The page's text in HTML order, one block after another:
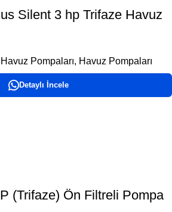
Silent 3 hp Trifaze Havuz
Pompaları, Havuz Pompaları
Detaylı İncele
(Trifaze) Ön Filtreli Pompa